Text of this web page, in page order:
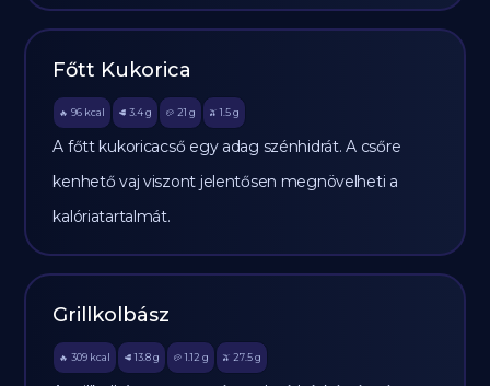
Főtt Kukorica
🔥 96 kcal 🥩 3.4 g 🥔 21 g 🫒 1.5 g
A főtt kukoricacső egy adag szénhidrát. A csőre
kenhető vaj viszont jelentősen megnövelheti a
kalóriatartalmát.
Grillkolbász
🔥 309 kcal 🥩 13.8 g 🥔 1.12 g 🫒 27.5 g